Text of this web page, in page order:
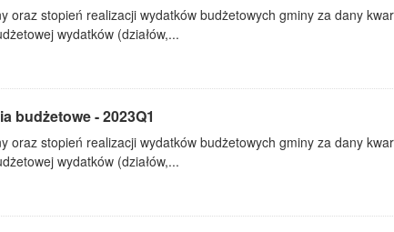
oraz stopień realizacji wydatków budżetowych gminy za dany
wydatków (działów,...
budżetowe - 2023Q1
oraz stopień realizacji wydatków budżetowych gminy za dany
wydatków (działów,...